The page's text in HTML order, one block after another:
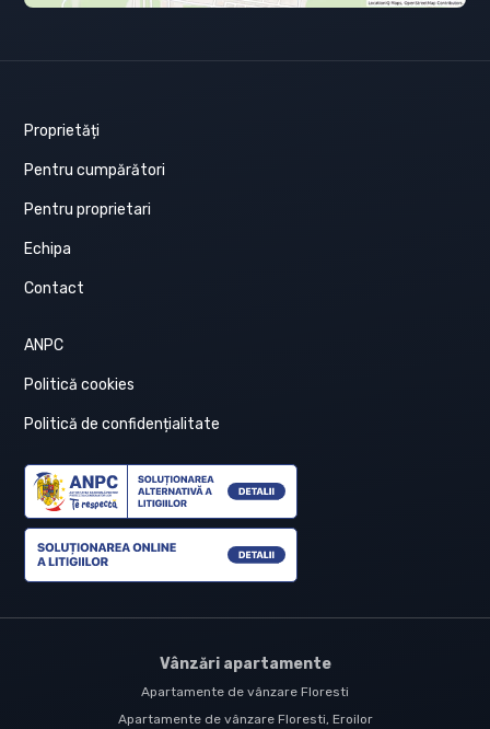
Proprietăți
Pentru cumpărători
Pentru proprietari
Echipa
Contact
ANPC
Politică cookies
Politică de confidențialitate
Vânzări apartamente
Apartamente de vânzare Floresti
Apartamente de vânzare Floresti, Eroilor